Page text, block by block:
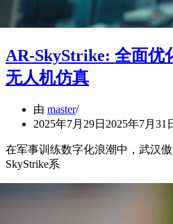
AR-SkyStrike: 全面优
无人机仿真
由 master
2025年7月29日 2025年7月31
在军事训练数字化浪潮中，武汉
SkyStrike系